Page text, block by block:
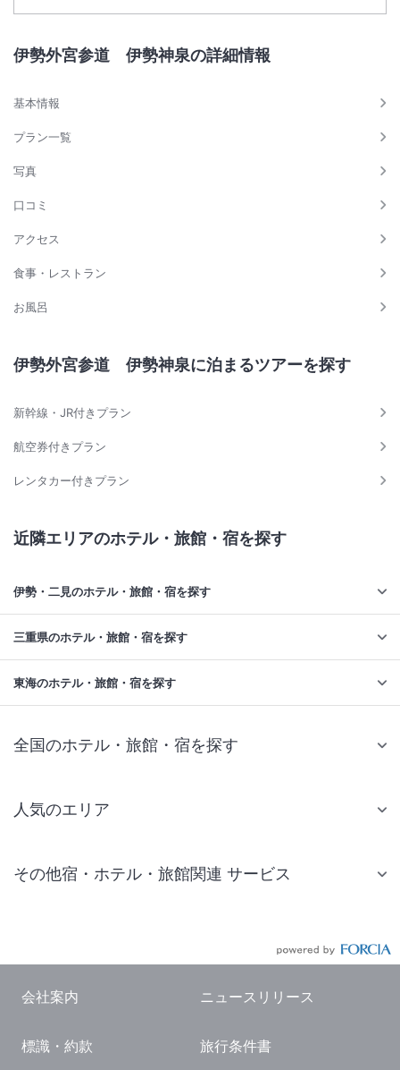
伊勢外宮参道 伊勢神泉の詳細情報
基本情報
プラン一覧
写真
口コミ
アクセス
食事・レストラン
お風呂
伊勢外宮参道 伊勢神泉に泊まるツアーを探す
新幹線・JR付きプラン
航空券付きプラン
レンタカー付きプラン
近隣エリアのホテル・旅館・宿を探す
伊勢・二見のホテル・旅館・宿を探す
三重県のホテル・旅館・宿を探す
東海のホテル・旅館・宿を探す
全国のホテル・旅館・宿を探す
人気のエリア
仙台 ホテル
東京ドーム ホテル
横浜 ホテル
その他宿・ホテル・旅館関連 サービス
国内観光ガイド
会社案内 ニュースリリース
標識・約款 旅行条件書